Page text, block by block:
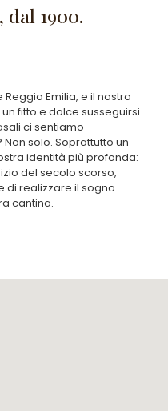
dal 1900.
Emilia, e il nostro
fitto e dolce susseguirsi
ci sentiamo
solo. Soprattutto un
identità più profonda:
del secolo scorso,
di realizzare il sogno
cantina.